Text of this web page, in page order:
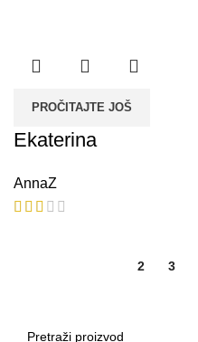
PROČITAJTE JOŠ
Ekaterina
AnnaZ
2 3